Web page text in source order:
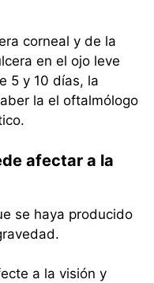
corneal y de la
en el ojo leve
5 y 10 días, la
la el oftalmólogo
afectar a la
se haya producido
a la visión y